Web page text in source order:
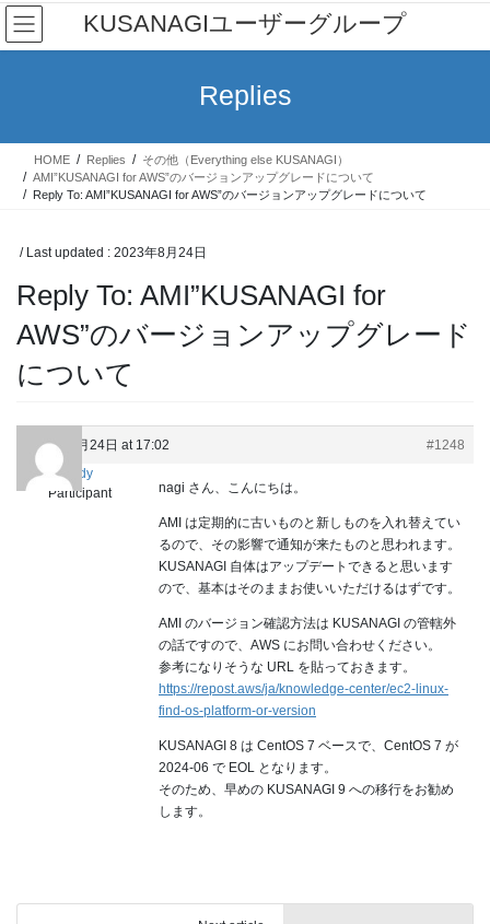
Skip
the
Skip
the
KUSANAGIユーザーグループ
Replies
HOME Replies
その他（Everything else KUSANAGI）
AMI”KUSANAGI for AWS”のバージョンアップグレードについて
Reply To: AMI”KUSANAGI for AWS”のバージョンアップグレードについて
/ Last updated : 2023年8月24日
Reply To: AMI”KUSANAGI for
AWS”のバージョンアップグレード
について
2023年8月24日 at 17:02
#1248
cloudy
Participant
nagi さん、こんにちは。
AMI は定期的に古いものと新しものを入れ替えてい
るので、その影響で通知が来たものと思われます。
KUSANAGI 自体はアップデートできると思います
ので、基本はそのままお使いいただけるはずです。
AMI のバージョン確認方法は KUSANAGI の管轄外
の話ですので、AWS にお問い合わせください。
参考になりそうな URL を貼っておきます。
https://repost.aws/ja/knowledge-center/ec2-linux-
find-os-platform-or-version
KUSANAGI 8 は CentOS 7 ベースで、CentOS 7 が
2024-06 で EOL となります。
そのため、早めの KUSANAGI 9 への移行をお勧め
します。